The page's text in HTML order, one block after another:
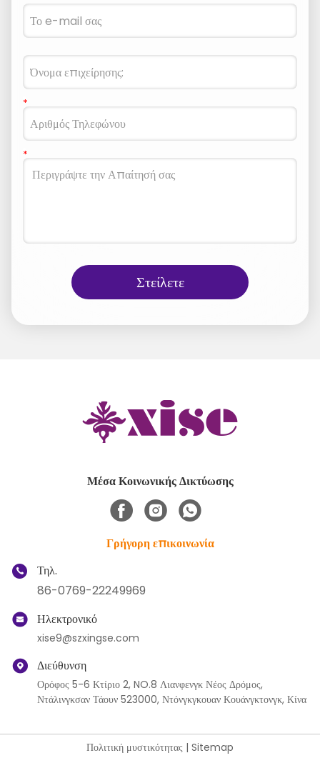
Στείλετε
Μέσα Κοινωνικής Δικτύωσης
Γρήγορη επικοινωνία
Τηλ.
86-0769-22249969
Ηλεκτρονικό
xise9@szxingse.com
Διεύθυνση
Ορόφος 5-6 Κτίριο 2, NO.8 Λιανφενγκ Νέος Δρόμος,
Ντάλινγκσαν Τάουν 523000, Ντόνγκγκουαν Κουάνγκτονγκ, Κίνα
Πολιτική μυστικότητας | Sitemap